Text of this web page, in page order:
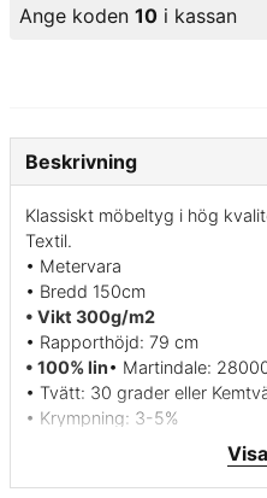
Ange koden 10 i kassan
Beskrivning
Klassiskt möbeltyg i hög
Textil.
• Metervara
• Bredd 150cm
• Vikt 300g/m2
• Rapporthöjd: 79 cm
• 100% lin• Martindale:
• Tvätt: 30 grader eller
• Krympning: 3-5%